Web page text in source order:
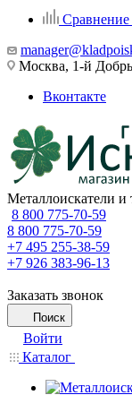
Сравнение
Москва, 1-й
Вконтакте
Металлоискатели и
8 800 775-70-59
8 800 775-70-59
+7 495 255-38-59
+7 926 383-96-13
Заказать звонок
Поиск
Войти
Каталог